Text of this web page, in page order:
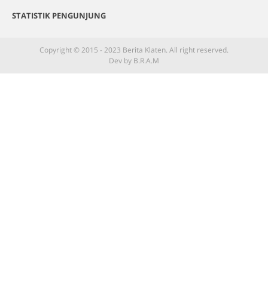
STATISTIK PENGUNJUNG
Copyright © 2015 - 2023 Berita Klaten. All right reserved.
Dev by B.R.A.M